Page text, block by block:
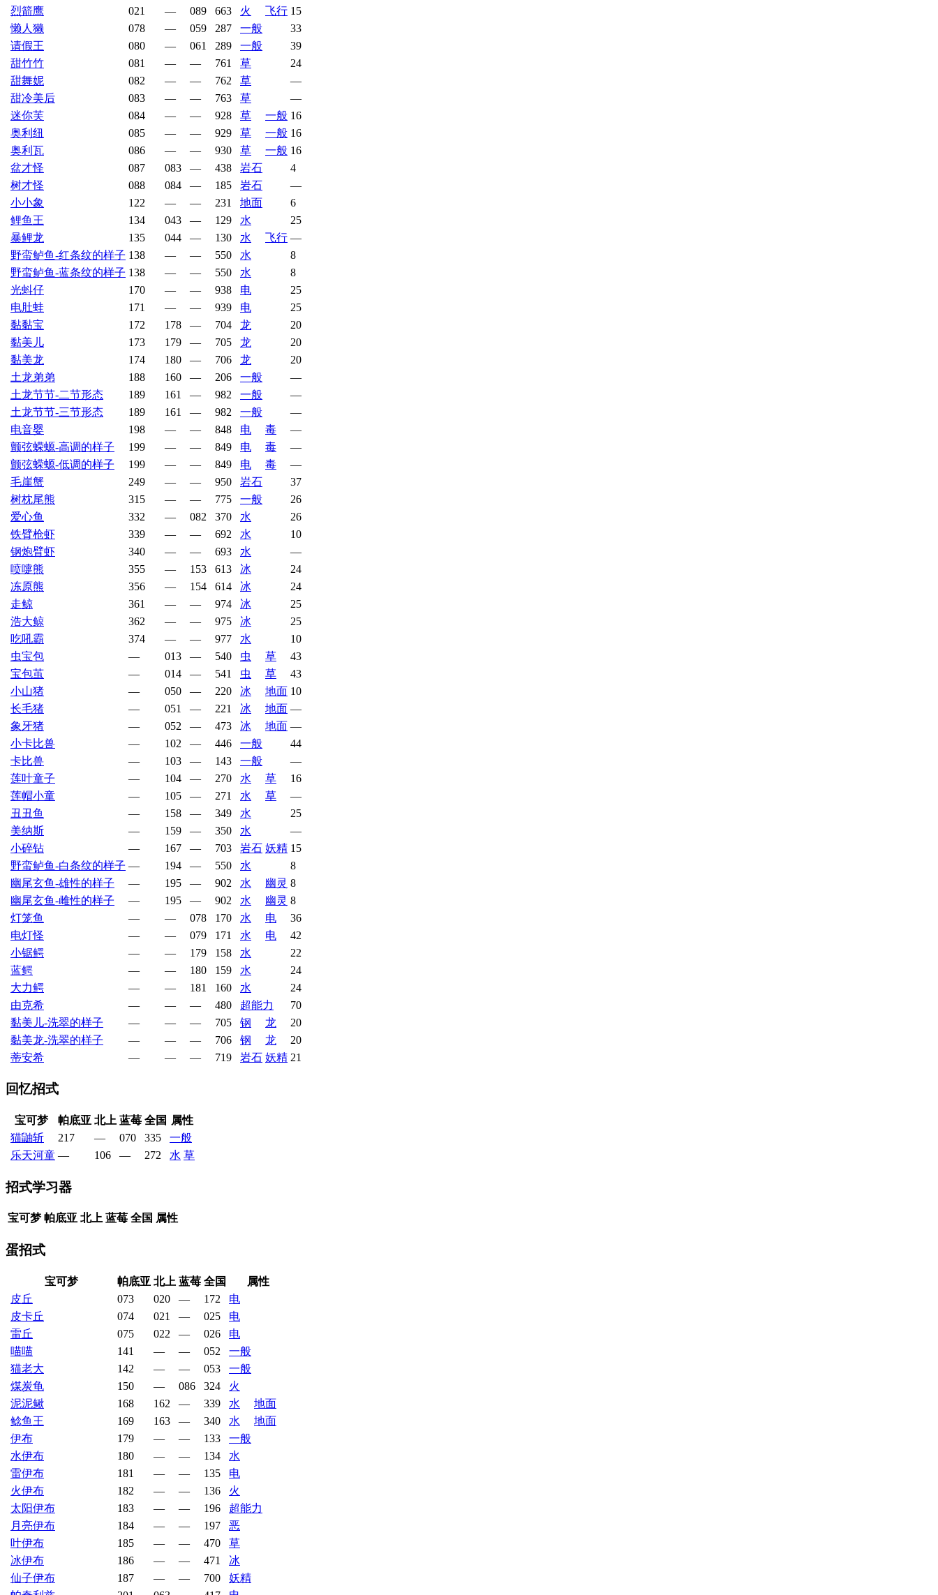
烈箭鹰
021 — 089 663 火 飞行 15
懒人獭
078 — 059 287 一般
33
请假王
080 — 061 289 一般
39
甜竹竹
081 — — 761 草
24
甜舞妮
082 — — 762 草
—
甜冷美后
083 — — 763 草
—
迷你芙
084 — — 928 草 一般 16
奥利纽
085 — — 929 草 一般 16
奥利瓦
086 — — 930 草 一般 16
盆才怪
087 083 — 438 岩石
4
树才怪
088 084 — 185 岩石
—
小小象
122 — — 231 地面
6
鲤鱼王
134 043 — 129 水
25
暴鲤龙
135 044 — 130 水 飞行 —
野蛮鲈鱼-红条纹的样子 138 — — 550 水
8
野蛮鲈鱼-蓝条纹的样子 138 — — 550 水
8
光蚪仔
170 — — 938 电
25
电肚蛙
171 — — 939 电
25
黏黏宝
172 178 — 704 龙
20
黏美儿
173 179 — 705 龙
20
黏美龙
174 180 — 706 龙
20
土龙弟弟
188 160 — 206 一般
—
土龙节节-二节形态
189 161 — 982 一般
—
土龙节节-三节形态
189 161 — 982 一般
—
电音婴
198 — — 848 电 毒
—
颤弦蝾螈-高调的样子
199 — — 849 电 毒
—
颤弦蝾螈-低调的样子
199 — — 849 电 毒
—
毛崖蟹
249 — — 950 岩石
37
树枕尾熊
315 — — 775 一般
26
爱心鱼
332 — 082 370 水
26
铁臂枪虾
339 — — 692 水
10
钢炮臂虾
340 — — 693 水
—
喷嚏熊
355 — 153 613 冰
24
冻原熊
356 — 154 614 冰
24
走鲸
361 — — 974 冰
25
浩大鲸
362 — — 975 冰
25
吃吼霸
374 — — 977 水
10
虫宝包
— 013 — 540 虫 草
43
宝包茧
— 014 — 541 虫 草
43
小山猪
— 050 — 220 冰 地面 10
长毛猪
— 051 — 221 冰 地面 —
象牙猪
— 052 — 473 冰 地面 —
小卡比兽
— 102 — 446 一般
44
卡比兽
— 103 — 143 一般
—
莲叶童子
— 104 — 270 水 草
16
莲帽小童
— 105 — 271 水 草
—
丑丑鱼
— 158 — 349 水
25
美纳斯
— 159 — 350 水
—
小碎钻
— 167 — 703 岩石 妖精 15
野蛮鲈鱼-白条纹的样子 — 194 — 550 水
8
幽尾玄鱼-雄性的样子
— 195 — 902 水 幽灵 8
幽尾玄鱼-雌性的样子
— 195 — 902 水 幽灵 8
灯笼鱼
— — 078 170 水 电
36
电灯怪
— — 079 171 水 电
42
小锯鳄
— — 179 158 水
22
蓝鳄
— — 180 159 水
24
大力鳄
— — 181 160 水
24
由克希
— — — 480 超能力
70
黏美儿-洗翠的样子
— — — 705 钢 龙
20
黏美龙-洗翠的样子
— — — 706 钢 龙
20
蒂安希
— — — 719 岩石 妖精 21
回忆招式
宝可梦 帕底亚 北上 蓝莓 全国 属性
猫鼬斩
217 — 070 335
一般
乐天河童 — 106 — 272 水 草
招式学习器
宝可梦 帕底亚 北上 蓝莓 全国 属性
蛋招式
宝可梦 帕底亚 北上 蓝莓 全国
属性
皮丘
073 020 — 172
电
皮卡丘
074 021 — 025
电
雷丘
075 022 — 026
电
喵喵
141 — — 052
一般
猫老大
142 — — 053
一般
煤炭龟
150 — 086 324
火
泥泥鳅
168 162 — 339 水
地面
鲶鱼王
169 163 — 340 水
地面
伊布
179 — — 133
一般
水伊布
180 — — 134
水
雷伊布
181 — — 135
电
火伊布
182 — — 136
火
太阳伊布
183 — — 196
超能力
月亮伊布
184 — — 197
恶
叶伊布
185 — — 470
草
冰伊布
186 — — 471
冰
仙子伊布
187 — — 700
妖精